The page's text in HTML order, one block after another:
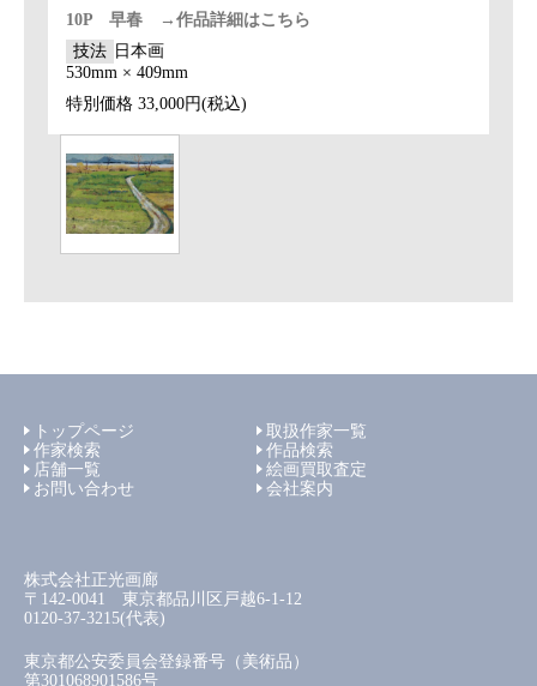
10P 早春 →作品詳細はこちら
技法 日本画
530mm × 409mm
特別価格 33,000円(税込)
トップページ
取扱作家一覧
作家検索
作品検索
店舗一覧
絵画買取査定
お問い合わせ
会社案内
株式会社正光画廊
〒142-0041 東京都品川区戸越6-1-12
0120-37-3215(代表)
東京都公安委員会登録番号（美術品）
第301068901586号